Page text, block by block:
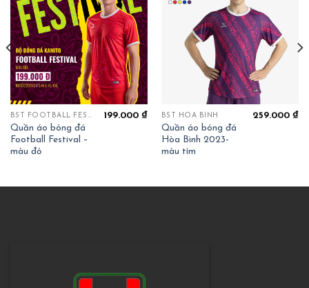
BST FOOTBALL FESTIVAL
Quần áo bóng đá
Football Festival –
màu đỏ
199.000₫ BST HOÀ BÌNH
Quần áo bóng đá
Hòa Bình 2023-
màu tím
259.000₫